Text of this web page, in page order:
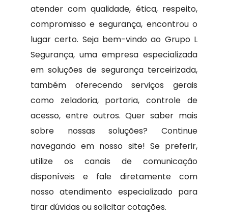
atender com qualidade, ética, respeito,
compromisso e segurança, encontrou o
lugar certo. Seja bem-vindo ao Grupo L
Segurança, uma empresa especializada
em soluções de segurança terceirizada,
também oferecendo serviços gerais
como zeladoria, portaria, controle de
acesso, entre outros. Quer saber mais
sobre nossas soluções? Continue
navegando em nosso site! Se preferir,
utilize os canais de comunicação
disponíveis e fale diretamente com
nosso atendimento especializado para
tirar dúvidas ou solicitar cotações.